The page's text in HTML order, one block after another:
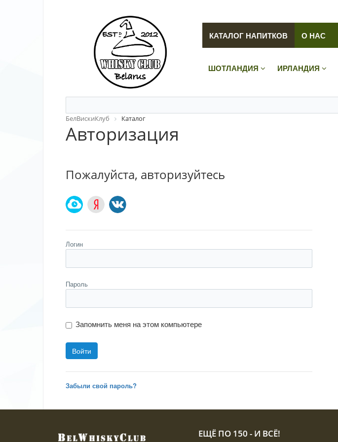
КАТАЛОГ НАПИТКОВ О НАС
ШОТЛАНДИЯ ИРЛАНДИЯ
БелВискиКлуб Каталог
Авторизация
Пожалуйста, авторизуйтесь
Логин
Пароль
Запомнить меня на этом компьютере
Забыли свой пароль?
ЕЩЁ ПО 150 - И ВСЁ!